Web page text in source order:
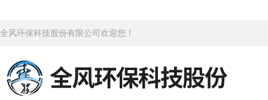
全风环保科技股份有限公司欢迎您！